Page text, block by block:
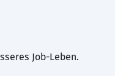
Job-Leben.